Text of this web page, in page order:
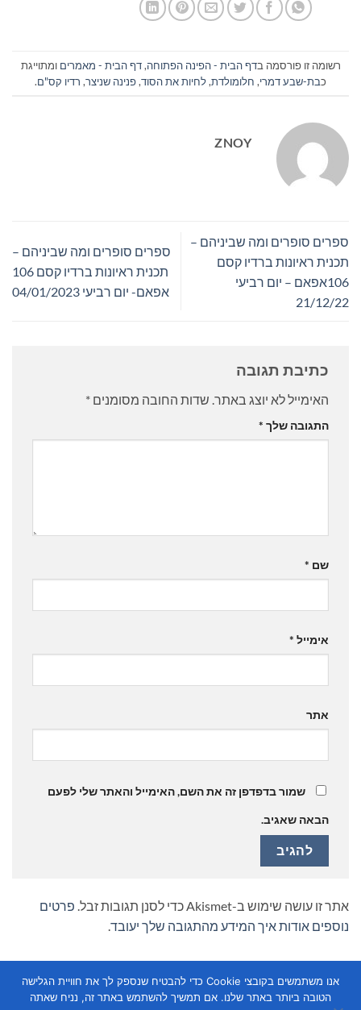
רשומה זו פורסמה בדף הבית - הפינה הפתוחה,דף הבית - מאמרים ומתוייגת
כבת-שבע דמרי, חלומולדת,לחיות את הסוד,פנינה שניצר, רדיו קס"ם.
ZNOY
ספרים סופרים ומה שביניהם –
תכנית ראיונות ברדיו קסם
106אפאם – יום רביעי
21/12/22
ספרים סופרים ומה שביניהם –
תכנית ראיונות ברדיו קסם 106
אפאם- יום רביעי 04/01/2023
כתיבת תגובה
האימייל לא יוצג באתר. שדות החובה מסומנים *
התגובה שלך *
שם *
אימייל *
אתר
שמור בדפדפן זה את השם, האימייל והאתר שלי לפעם
הבאה שאגיב.
אתר זו עושה שימוש ב-Akismet כדי לסנן תגובות זבל.
פרטים
נוספים אודות איך המידע מהתגובה שלך יעובד.
אנו משתמשים בקובצי Cookie כדי להבטיח שנספק לך את חוויית הגלישה
הטובה ביותר באתר שלנו. אם תמשיך להשתמש באתר זה, נניח שאתה